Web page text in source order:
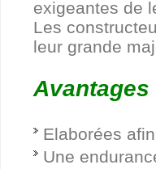
exigeantes de
Les
leur grande
Elaborées
Une